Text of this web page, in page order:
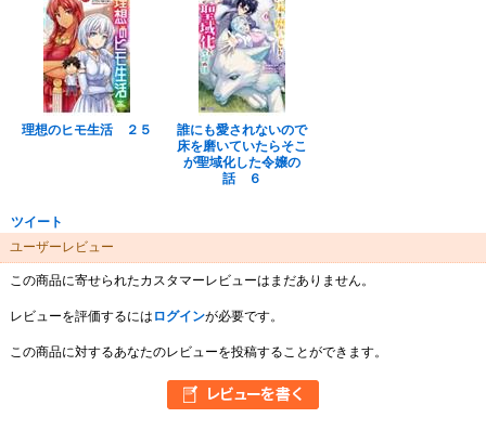
理想のヒモ生活 ２５
誰にも愛されないので
床を磨いていたらそこ
が聖域化した令嬢の
話 ６
ツイート
ユーザーレビュー
この商品に寄せられたカスタマーレビューはまだありません。
レビューを評価するには ログインが必要です。
この商品に対するあなたのレビューを投稿することができます。